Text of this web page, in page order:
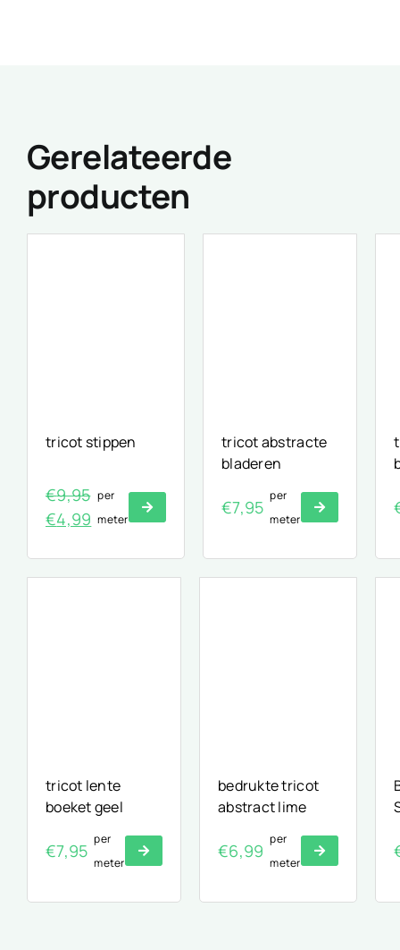
Gerelateerde
producten
tricot stippen
€9,95
Oorspronkelijke
was:
€4,99 Huidige
is:
per
meter
tricot abstracte
bladeren
€7,95
per
meter
tricot lente
boeket geel
€7,95
per
meter
bedrukte tricot
abstract lime
€6,99
per
meter